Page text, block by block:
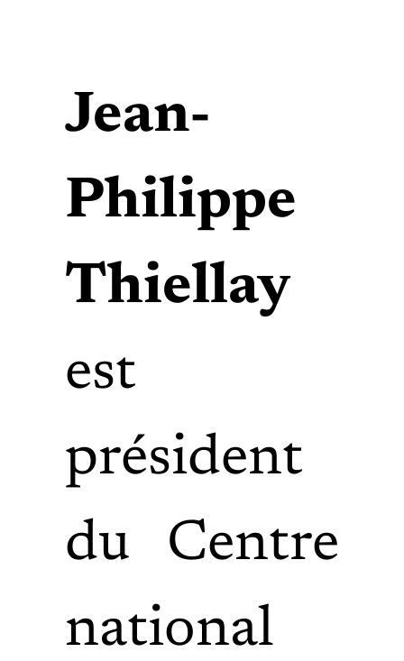
Jean-
Philippe
Thiellay
est
président
du Centre
national